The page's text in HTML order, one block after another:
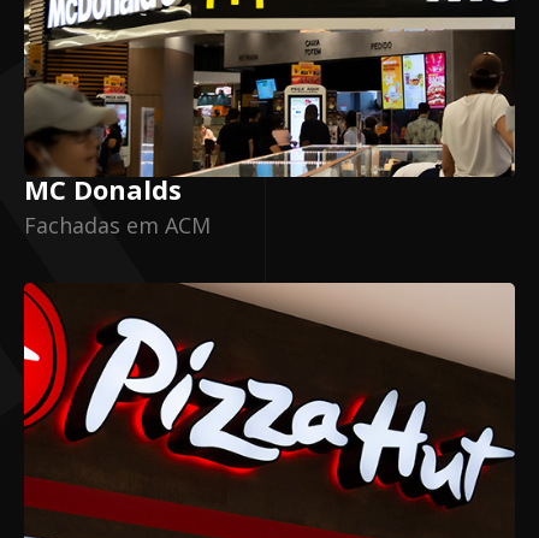
MC Donalds
Fachadas em ACM